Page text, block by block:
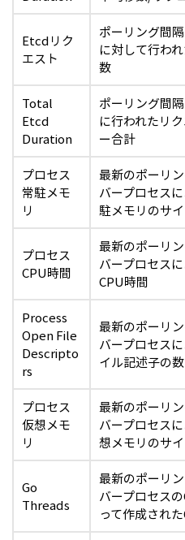
Etcdリク
エスト
ポーリング間
に対して行わ
数
Total
Etcd
Duration
ポーリング間
に行われたリ
ー合計
プロセス
常駐メモ
リ
最新のポーリ
バープロセス
駐メモリのサ
プロセス
CPU時間
最新のポーリ
バープロセス
CPU時間
Process
Open File
Descripto
rs
最新のポーリ
バープロセス
イル記述子の数
プロセス
仮想メモ
リ
最新のポーリ
バープロセス
想メモリのサ
Go
Threads
最新のポーリ
バープロセス
って作成され